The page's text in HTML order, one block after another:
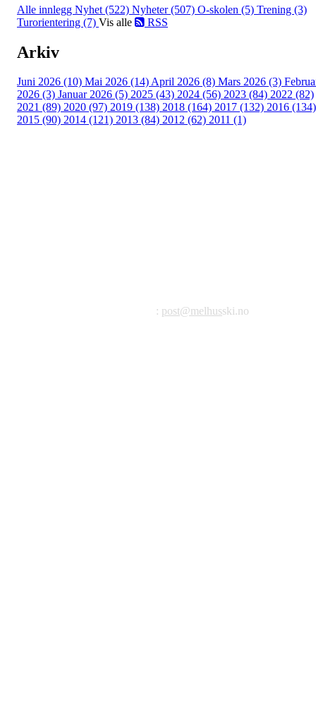
Alle innlegg Nyhet (522) Nyheter (507) O-skolen (5) Trening (3)
Turorientering (7) Vis alle RSS
Arkiv
Juni 2026 (10) Mai 2026 (14)April 2026 (8) Mars 2026 (3)
2026 (3) Januar 2026 (5) 2025 (43) 2024 (56) 2023 (84) 2022 (82)
2021 (89) 2020 (97) 2019 (138) 2018 (164) 2017 (132) 2016 (134)
2015 (90) 2014 (121) 2013 (84) 2012 (62) 2011 (1)
: post@melhusski.no